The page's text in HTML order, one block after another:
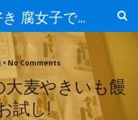
お絵かき大好き 腐女子でゲーマーのおかしな生活
• No Comments
麦やきいも饅
試し!